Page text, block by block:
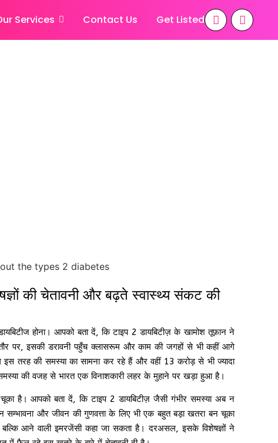
Services Contact Us Get Listed
की चेतावनी और बढ़ते स्वास्थ्य संकट की
होना। आपको बता दें, कि टाइप 2 डायबिटीज़ के खामोश तूफ़ान ने
पर, इसकी डरावनी पहुँच क्लासरूम और काम की जगहों से भी कहीं आगे
तरह की समस्या का सामना कर रहे हैं और वहीं 13 करोड़ से भी ज्यादा
की वजह से भारत एक विनाशकारी लहर के मुहाने पर खड़ा हुआ है।
है। आपको बता दें, कि टाइप 2 डायबिटीज़ जैसी गंभीर समस्या अब न
सम्भावना और जीवन की गुणवत्ता के लिए भी एक बहुत बड़ा खतरा बन चूका
आने वाली इमरजेंसी कहा जा सकता है। दरअसल, इसके विशेषज्ञों ने